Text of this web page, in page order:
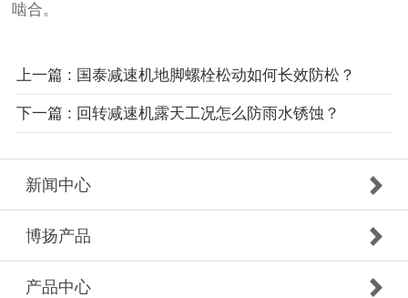
啮合。
上一篇 : 国泰减速机地脚螺栓松动如何长效防松？
下一篇 : 回转减速机露天工况怎么防雨水锈蚀？
新闻中心
博扬产品
产品中心